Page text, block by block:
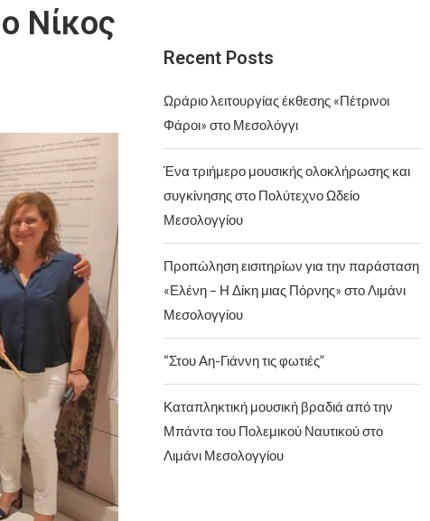
Νίκος
Recent Posts
Ωράριο λειτουργίας έκθεσης «Πέτρινοι
Φάροι» στο Μεσολόγγι
Ένα τριήμερο μουσικής ολοκλήρωσης και
συγκίνησης στο Πολύτεχνο Ωδείο
Μεσολογγίου
Προπώληση εισιτηρίων για την παράσταση
«Ελένη – Η Δίκη μιας Πόρνης» στο Λιμάνι
Μεσολογγίου
“Στου Αη-Γιάννη τις φωτιές”
Καταπληκτική μουσική βραδιά από την
Μπάντα του Πολεμικού Ναυτικού στο
Λιμάνι Μεσολογγίου